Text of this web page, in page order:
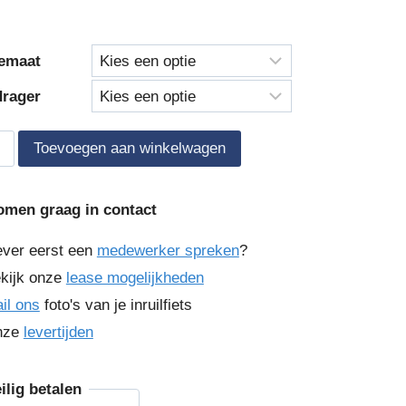
€ 2649,00
Toevoegen aan winkelwagen
graag in contact
eerst een medewerker spreken?
onze lease mogelijkheden
ons foto's van je inruilfiets
levertijden
betalen